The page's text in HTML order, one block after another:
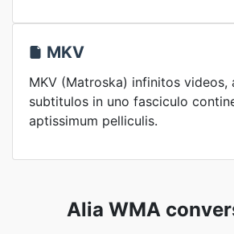
MKV
MKV (Matroska) infinitos videos,
subtitulos in uno fasciculo
aptissimum pelliculis.
Alia WMA